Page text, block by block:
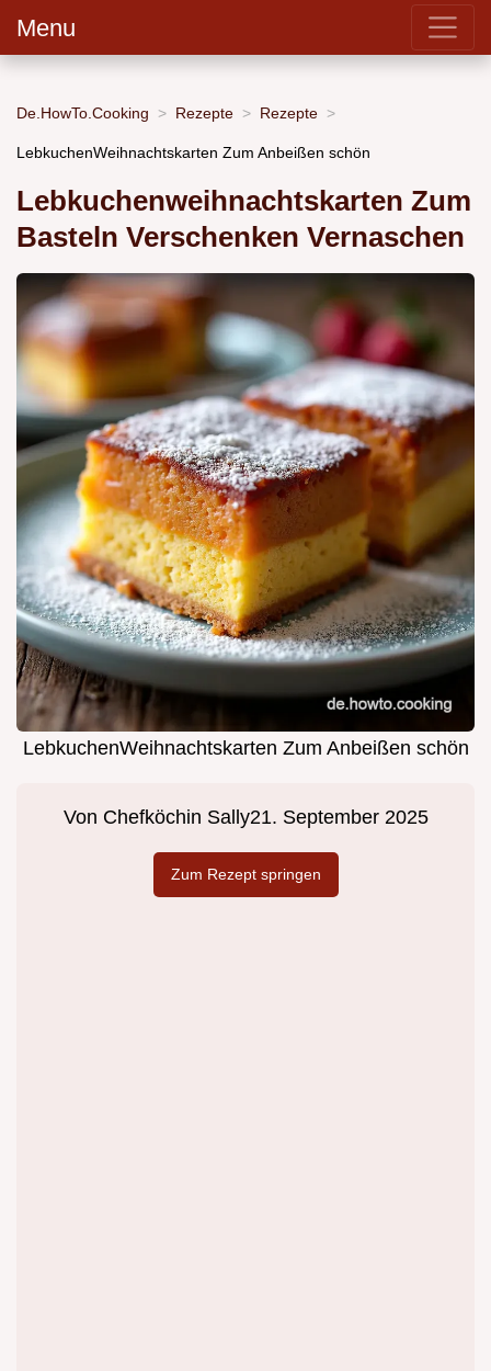
Menu
De.HowTo.Cooking Rezepte Rezepte
LebkuchenWeihnachtskarten Zum Anbeißen schön
Lebkuchenweihnachtskarten Zum
Basteln Verschenken Vernaschen
LebkuchenWeihnachtskarten Zum Anbeißen schön
Von Chefköchin Sally21. September 2025
Zum Rezept springen